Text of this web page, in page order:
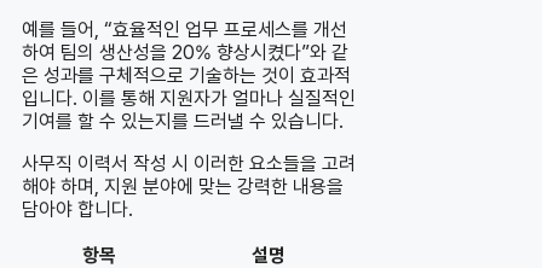
예를 들어, “효율적인 업무 프로세스를 개선
하여 팀의 생산성을 20% 향상시켰다”와 같
은 성과를 구체적으로 기술하는 것이 효과적
입니다. 이를 통해 지원자가 얼마나 실질적인
기여를 할 수 있는지를 드러낼 수 있습니다.
사무직 이력서 작성 시 이러한 요소들을 고려
해야 하며, 지원 분야에 맞는 강력한 내용을
담아야 합니다.
항목
설명